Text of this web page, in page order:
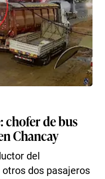
chofer de bus
Chancay
del
dos pasajeros